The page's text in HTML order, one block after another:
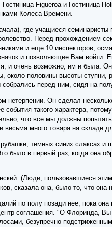
Figueroa и Гостиница
Колеса Времени.
где учащиеся-
Перед прохождением
и еще 10 инспекторов,
и позволяющие Вам войти.
и очень возможно, им и была.
половины высоты ступни,
перед ним, сидя на
Он сделал
такого характера,
что все мы должны
весьма много товара на складе
темных синих слаксах и
было в первый раз, когда она
(Люди, пользовавшиеся
сказала она, было то, что она
по полу позади нее, пока она
соглашения. "О Флоринда,
безупречно